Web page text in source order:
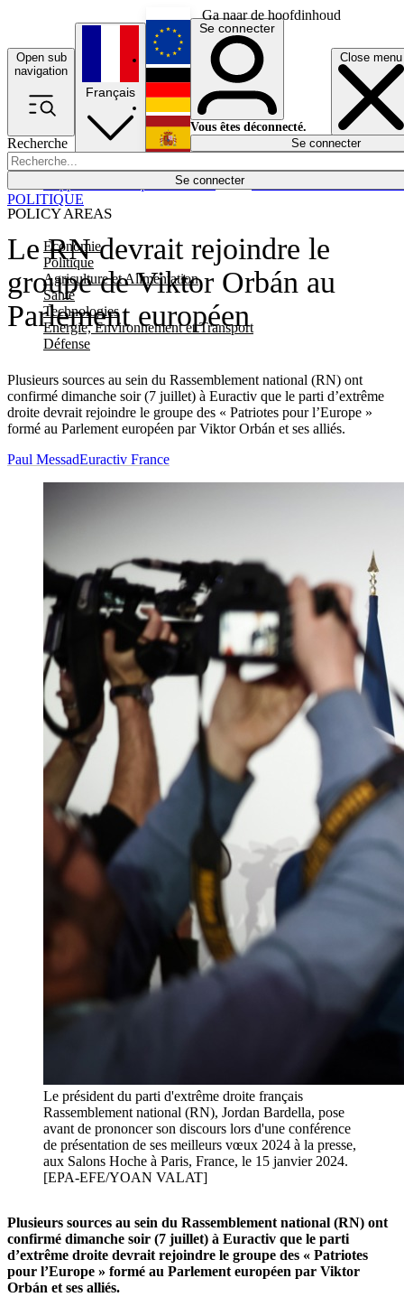
Ga naar de hoofdinhoud
Open sub
navigation
Close menu
Recherche
Se connecter
POLICY AREAS
Economie
Politique
Agriculture et Alimentation
Santé
Technologies
Energie, Environnement et Transport
Défense
Économie
Français
English
Deutsch
Español
Se connecter
Vous êtes déconnecté.
Se connecter
Le RN devrait rejoindre le
groupe de Viktor Orbán au
Parlement européen
Plusieurs sources au sein du Rassemblement national (RN) ont
confirmé dimanche soir (7 juillet) à Euractiv que le parti d’extrême
droite devrait rejoindre le groupe des « Patriotes pour l’Europe »
formé au Parlement européen par Viktor Orbán et ses alliés.
POLITIQUE
Paul MessadEuractiv France
Le président du parti d'extrême droite français
Rassemblement national (RN), Jordan Bardella, pose
avant de prononcer son discours lors d'une conférence
de présentation de ses meilleurs vœux 2024 à la presse,
aux Salons Hoche à Paris, France, le 15 janvier 2024.
[EPA-EFE/YOAN VALAT]
Plusieurs sources au sein du Rassemblement national (RN) ont
confirmé dimanche soir (7 juillet) à Euractiv que le parti
d’extrême droite devrait rejoindre le groupe des « Patriotes
pour l’Europe » formé au Parlement européen par Viktor
Orbán et ses alliés.